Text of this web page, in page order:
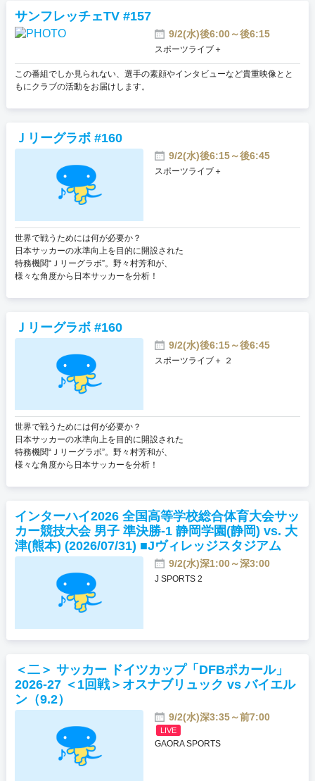
サンフレッチェTV #157
9/2(水)後6:00～後6:15
スポーツライブ＋
この番組でしか見られない、選手の素顔やインタビューなど貴重映像とと
もにクラブの活動をお届けします。
Ｊリーグラボ #160
9/2(水)後6:15～後6:45
スポーツライブ＋
世界で戦うためには何が必要か？
日本サッカーの水準向上を目的に開設された
特務機関“Ｊリーグラボ”。野々村芳和が、
様々な角度から日本サッカーを分析！
Ｊリーグラボ #160
9/2(水)後6:15～後6:45
スポーツライブ＋ ２
世界で戦うためには何が必要か？
日本サッカーの水準向上を目的に開設された
特務機関“Ｊリーグラボ”。野々村芳和が、
様々な角度から日本サッカーを分析！
インターハイ2026 全国高等学校総合体育大会サッ
カー競技大会 男子 準決勝-1 静岡学園(静岡) vs. 大
津(熊本) (2026/07/31) ■Jヴィレッジスタジアム
9/2(水)深1:00～深3:00
J SPORTS 2
＜二＞ サッカー ドイツカップ「DFBポカール」
2026-27 ＜1回戦＞オスナブリュック vs バイエル
ン（9.2）
9/2(水)深3:35～前7:00
LIVE
GAORA SPORTS